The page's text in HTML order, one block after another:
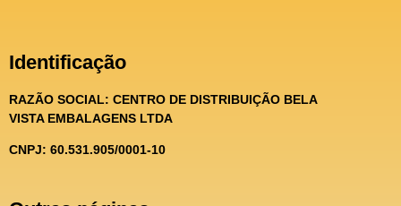
Identificação
RAZÃO SOCIAL: CENTRO DE DISTRIBUIÇÃO BELA
VISTA EMBALAGENS LTDA
CNPJ: 60.531.905/0001-10